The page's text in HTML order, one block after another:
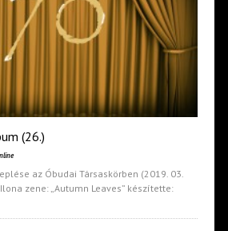
(26.)
az Óbudai Társaskörben (2019. 03.
zene: „Autumn Leaves” készítette: